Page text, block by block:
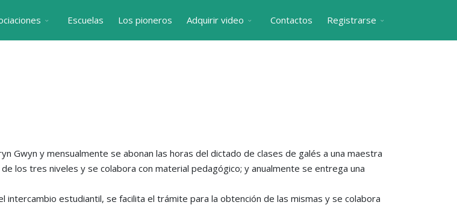
Escuelas Los pioneros Adquirir video Contactos Registrarse
Gwyn y mensualmente se abonan las horas del dictado de clases de galés a una maestra
los tres niveles y se colabora con material pedagógico; y anualmente se entrega una
estudiantil, se facilita el trámite para la obtención de las mismas y se colabora